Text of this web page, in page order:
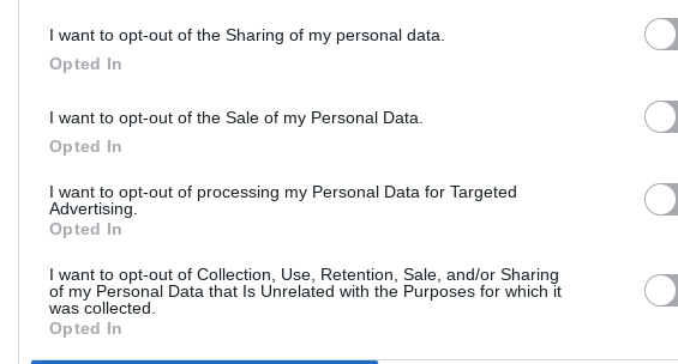
I want to opt-out of the Sharing of my personal data.
Opted In
I want to opt-out of the Sale of my Personal Data.
Opted In
I want to opt-out of processing my Personal Data for Targeted
Advertising.
Opted In
I want to opt-out of Collection, Use, Retention, Sale, and/or Sharing
of my Personal Data that Is Unrelated with the Purposes for which it
was collected.
Opted In